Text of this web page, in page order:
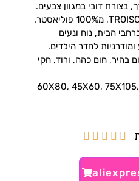
בצורת דובי במגוון צבעים.
הבית, נוח ונעים
לחדר הילדים.
בהיר, חום כהה, ורוד, חקי
60X80, 45X60,




